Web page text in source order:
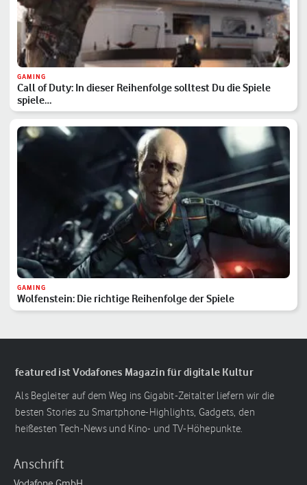
GAMING
Call of Duty: In dieser Reihenfolge solltest Du die Spiele
spiele…
GAMING
Wolfenstein: Die richtige Reihenfolge der Spiele
featured ist Vodafones Magazin für digitale Kultur
Als Begleiter auf dem Weg ins Gigabit-Zeitalter liefern wir die
besten Stories zu Smartphone-Highlights, Gadgets, den
heißesten Tech-News und Kino- und TV-Höhepunkte.
Anschrift